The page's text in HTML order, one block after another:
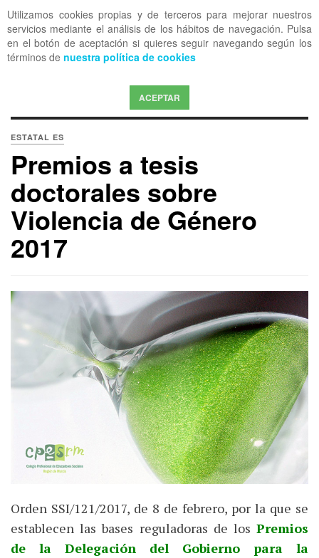
Utilizamos cookies propias y de terceros para mejorar nuestros
servicios mediante el análisis de los hábitos de navegación. Pulsa
en el botón de aceptación si quieres seguir navegando según los
términos de nuestra política de cookies
ACEPTAR
OFF CANVAS
ESTATAL ES
Premios a tesis
doctorales sobre
Violencia de Género
2017
Orden SSI/121/2017, de 8 de febrero, por la que se
establecen las bases reguladoras de los Premios
de la Delegación del Gobierno para la